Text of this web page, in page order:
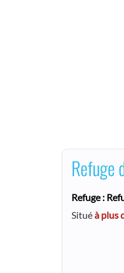
Refuge
Refuge :
Situéà plus